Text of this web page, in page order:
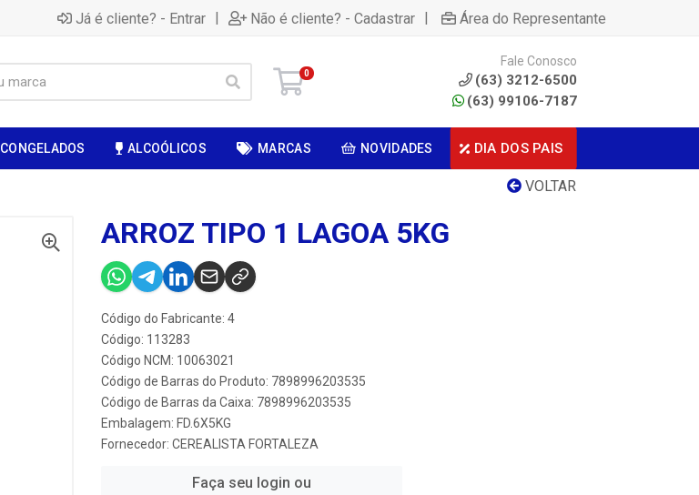
Já é cliente? - Entrar | Não é cliente? - Cadastrar | Área do Representante
0
Fale Conosco
(63) 3212-6500
(63) 99106-7187
CONGELADOS ALCOÓLICOS MARCAS NOVIDADES DIA DOS PAIS
VOLTAR
ARROZ TIPO 1 LAGOA 5KG
Código do Fabricante: 4
Código: 113283
Código NCM: 10063021
Código de Barras do Produto: 7898996203535
Código de Barras da Caixa: 7898996203535
Embalagem: FD.6X5KG
Fornecedor: CEREALISTA FORTALEZA
Faça seu login ou